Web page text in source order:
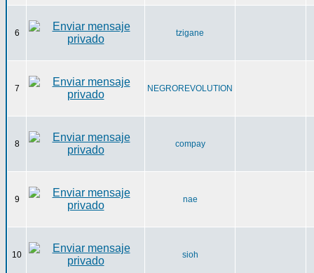
6 tzigane
7 NEGROREVOLUTION
8 compay
9 nae
10 sioh